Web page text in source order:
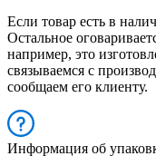
Если товар есть в
Остальное
например, это
связываемся с
сообщаем его клиенту.
Информация об